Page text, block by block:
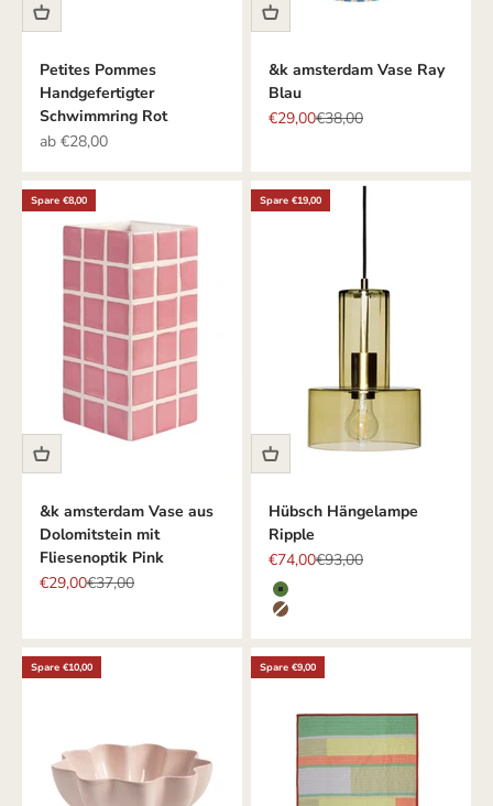
Petites Pommes
Handgefertigter
Schwimmring Rot
Angebot
ab €28,00
&k amsterdam Vase Ray
Blau
Angebot
€29,00Regulärer Preis
€38,00
Spare €8,00
&k amsterdam Vase aus
Dolomitstein mit
Fliesenoptik Pink
Angebot
€29,00Regulärer Preis
€37,00
Spare €19,00
Hübsch Hängelampe
Ripple
Angebot
€74,00Regulärer Preis
€93,00
Farbe
GRÜN
BRAUN
Spare €10,00 Spare €9,00